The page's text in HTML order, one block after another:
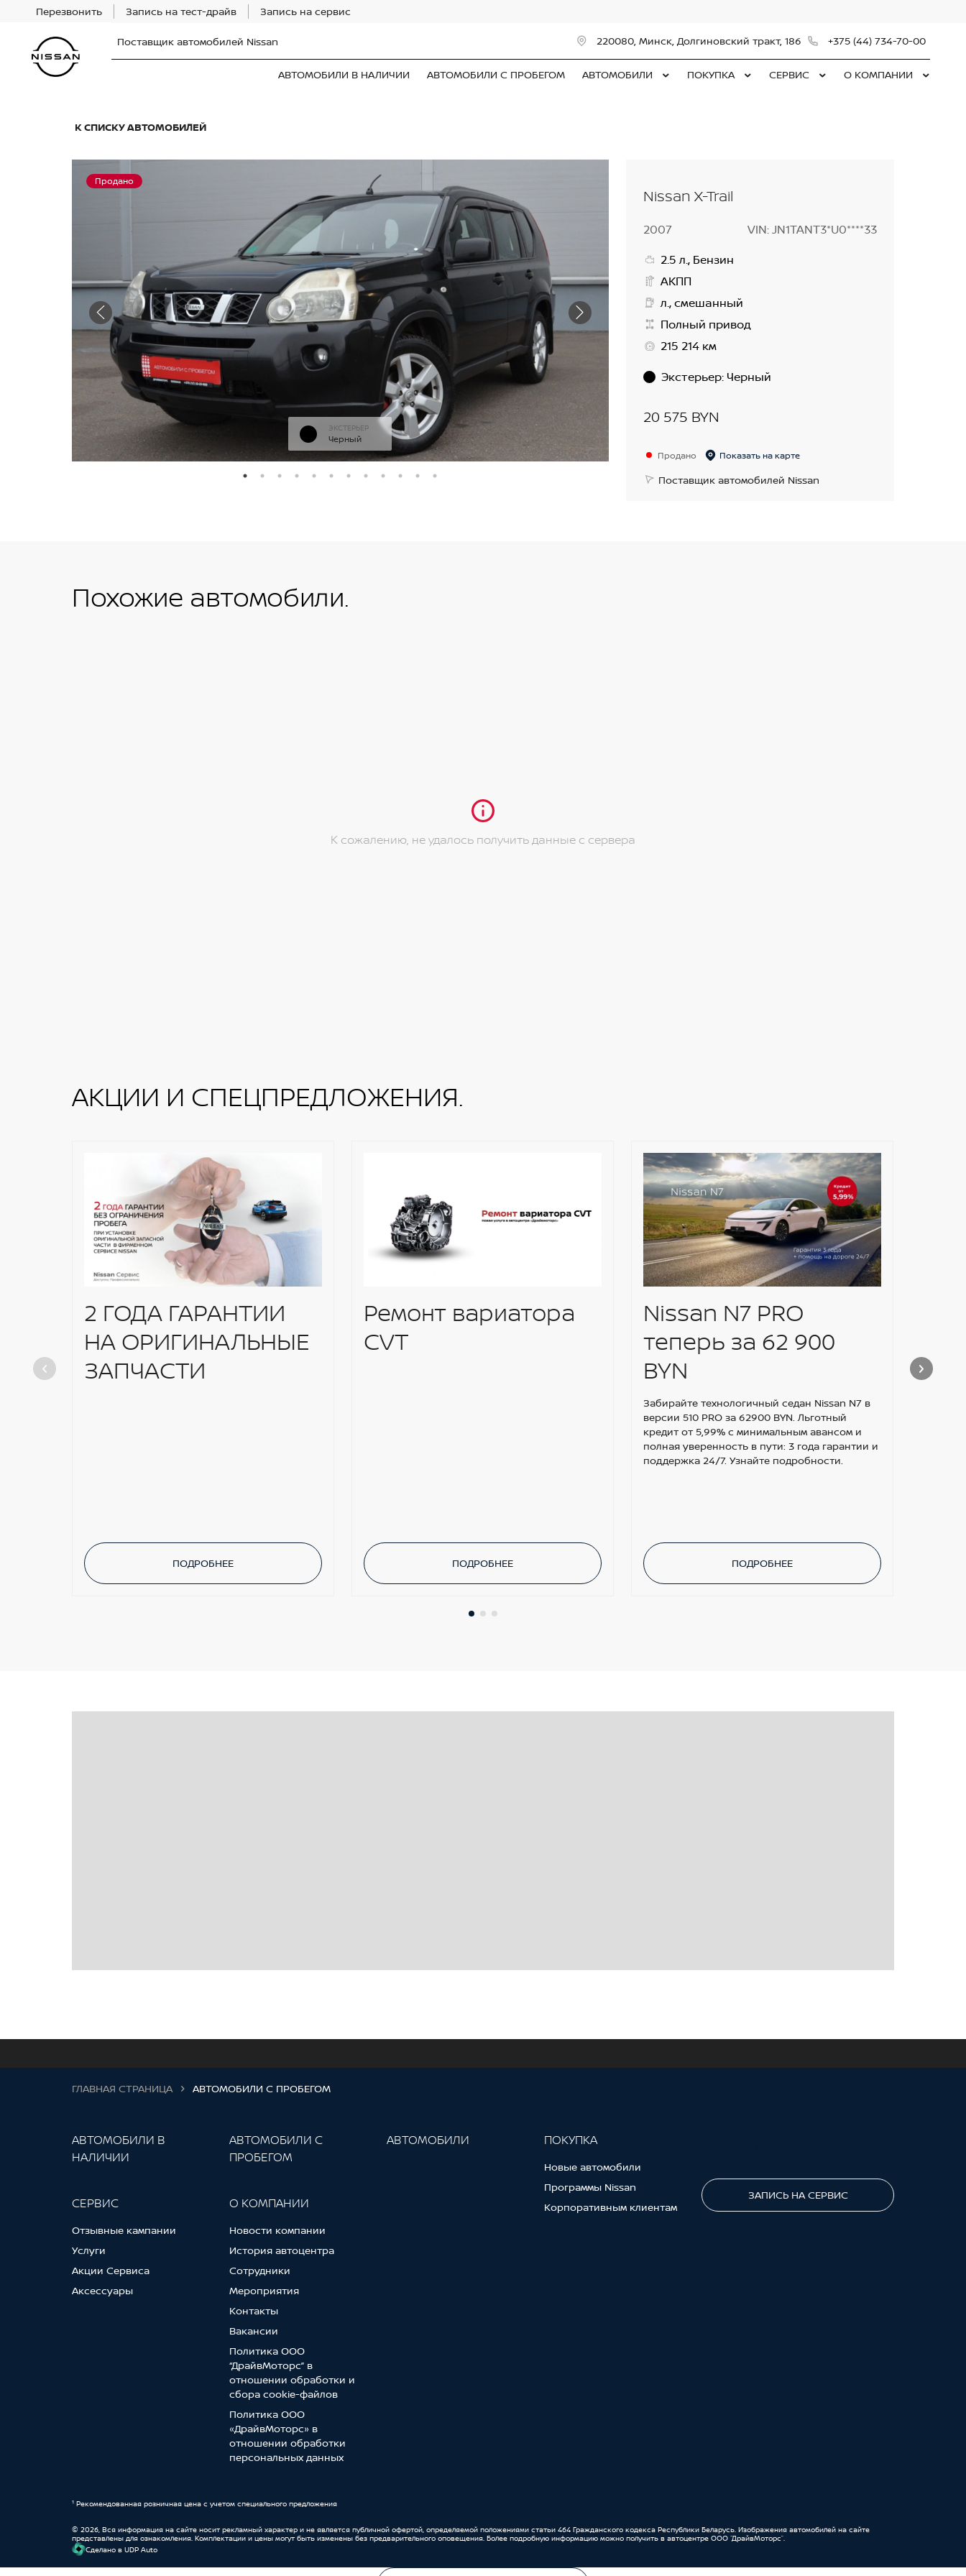
Перезвонить Запись на тест-драйв Запись на сервис
Поставщик автомобилей Nissan 220080, Минск, Долгиновский тракт, 186 +375 (44) 734-70-00
АВТОМОБИЛИ В НАЛИЧИИ АВТОМОБИЛИ С ПРОБЕГОМ АВТОМОБИЛИ ПОКУПКА СЕРВИС О КОМПАНИИ
К СПИСКУ АВТОМОБИЛЕЙ
Продано
ЭКСТЕРЬЕР
Черный
Nissan X-Trail
2007
VIN: JN1TANT3*U0****33
2.5 л., Бензин
АКПП
л., смешанный
Полный привод
215 214 км
Экстерьер: Черный
20 575 BYN
Продано Показать на карте
Поставщик автомобилей Nissan
Похожие автомобили.
К сожалению, не удалось получить данные с сервера
АКЦИИ И СПЕЦПРЕДЛОЖЕНИЯ.
2 ГОДА ГАРАНТИИ
НА ОРИГИНАЛЬНЫЕ
ЗАПЧАСТИ
ПОДРОБНЕЕ
Ремонт вариатора
CVT
ПОДРОБНЕЕ
Nissan N7 PRO
теперь за 62 900
BYN
Забирайте технологичный седан Nissan N7 в
версии 510 PRO за 62900 BYN. Льготный
кредит от 5,99% с минимальным авансом и
полная уверенность в пути: 3 года гарантии и
поддержка 24/7. Узнайте подробности.
ПОДРОБНЕЕ
ГЛАВНАЯ СТРАНИЦА АВТОМОБИЛИ С ПРОБЕГОМ
АВТОМОБИЛИ В
НАЛИЧИИ
СЕРВИС
Отзывные кампании
Услуги
Акции Сервиса
Аксессуары
АВТОМОБИЛИ С
ПРОБЕГОМ
О КОМПАНИИ
Новости компании
История автоцентра
Сотрудники
Мероприятия
Контакты
Вакансии
Политика ООО
“ДрайвМоторс” в
отношении обработки и
сбора cookie-файлов
Политика ООО
«ДрайвМоторс» в
отношении обработки
персональных данных
АВТОМОБИЛИ ПОКУПКА
Новые автомобили
Программы Nissan
Корпоративным клиентам
ЗАПИСЬ НА СЕРВИС
¹ Рекомендованная розничная цена с учетом специального предложения
© 2026, Вся информация на сайте носит рекламный характер и не является публичной офертой, определяемой положениями статьи 464 Гражданского кодекса Республики Беларусь. Изображения автомобилей на сайте
представлены для ознакомления. Комплектации и цены могут быть изменены без предварительного оповещения. Более подробную информацию можно получить в автоцентре ООО “ДрайвМоторс”.
Cделано в UDP Auto